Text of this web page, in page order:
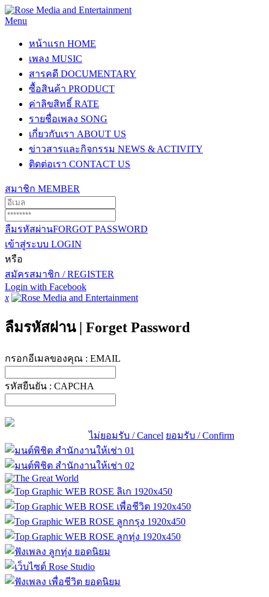
Menu
หน้าแรก HOME
เพลง MUSIC
สารคดี DOCUMENTARY
ซื้อสินค้า PRODUCT
ค่าลิขสิทธิ์ RATE
รายชื่อเพลง SONG
เกี่ยวกับเรา ABOUT US
ข่าวสารและกิจกรรม NEWS & ACTIVITY
ติดต่อเรา CONTACT US
สมาชิก MEMBER
ลืมรหัสผ่านFORGOT PASSWORD
เข้าสู่ระบบ LOGIN
หรือ
สมัครสมาชิก / REGISTER
Login with Facebook
x
ลืมรหัสผ่าน | Forget Password
กรอกอีเมลของคุณ : EMAIL
รหัสยืนยัน : CAPCHA
ไม่ยอมรับ / Cancel ยอมรับ / Confirm